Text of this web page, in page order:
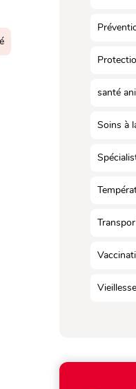
santé
Soins à
Vieillesse